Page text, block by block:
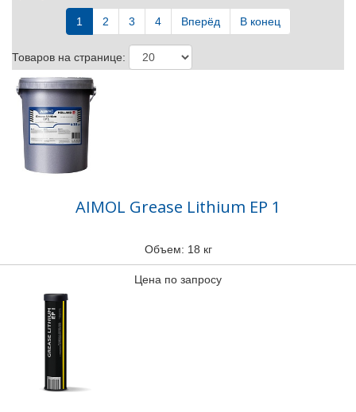
1 2 3 4 Вперёд В конец
Товаров на странице:
AIMOL Grease Lithium EP 1
Объем: 18 кг
Цена по запросу